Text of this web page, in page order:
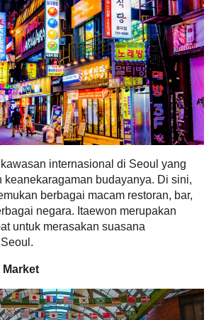
internasional di Seoul yang
keanekaragaman budayanya. Di sini,
berbagai macam restoran, bar,
negara. Itaewon merupakan
untuk merasakan suasana
Market